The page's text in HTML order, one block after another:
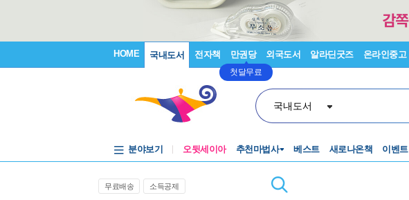
HOME 국내도서 전자책 만권당
첫달무료
외국도서 알라딘굿즈 온라인중고
국내도서
분야보기 오뒷세이아 추천마법사 베스트 새로나온책 이벤트
무료배송
소득공제